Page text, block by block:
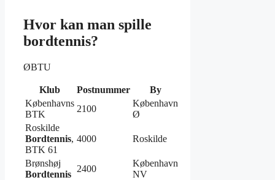
Hvor kan man spille
bordtennis?
ØBTU
Klub Postnummer
By
Københavns
BTK
2100
København
Ø
Roskilde
Bordtennis,
BTK 61
4000 Roskilde
Brønshøj
Bordtennis
2400
København
NV